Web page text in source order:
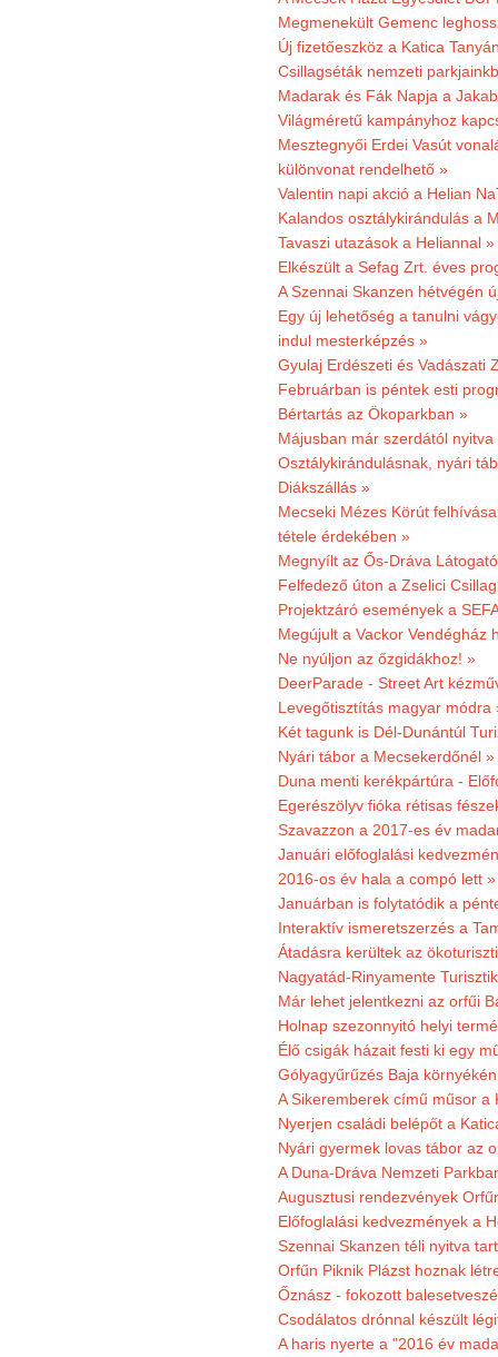
Megmenekült Gemenc
Új fizetőeszköz a Katica
Csillagséták nemzeti
Madarak és Fák Napja a
Világméretű kampányhoz
Mesztegnyői Erdei Vasút
különvonat rendelhető »
Valentin napi akció a Helian
Kalandos osztálykirándulás a
Tavaszi utazások a Heliannal »
Elkészült a Sefag Zrt. éves
A Szennai Skanzen hétvégén
Egy új lehetőség a tanulni
indul mesterképzés »
Gyulaj Erdészeti és Vadászati
Februárban is péntek esti
Bértartás az Ökoparkban »
Májusban már szerdától
Osztálykirándulásnak, nyári
Diákszállás »
Mecseki Mézes Körút
tétele érdekében »
Megnyílt az Ős-Dráva
Felfedező úton a Zselici
Projektzáró események a
Megújult a Vackor Vendégház
Ne nyúljon az őzgidákhoz! »
DeerParade - Street Art
Levegőtisztítás magyar módra
Két tagunk is Dél-Dunántúl
Nyári tábor a Mecsekerdőnél »
Duna menti kerékpártúra -
Egerészölyv fióka rétisas
Szavazzon a 2017-es év
Januári előfoglalási
2016-os év hala a compó lett »
Januárban is folytatódik a
Interaktív ismeretszerzés a
Átadásra kerültek az
Nagyatád-Rinyamente
Már lehet jelentkezni az orfűi
Holnap szezonnyitó helyi
Élő csigák házait festi ki egy
Gólyagyűrűzés Baja
A Sikeremberek című műsor a
Nyerjen családi belépőt a
Nyári gyermek lovas tábor az
A Duna-Dráva Nemzeti
Augusztusi rendezvények
Előfoglalási kedvezmények a
Szennai Skanzen téli nyitva
Orfűn Piknik Plázst hoznak
Őznász - fokozott
Csodálatos drónnal készült
A haris nyerte a "2016 év